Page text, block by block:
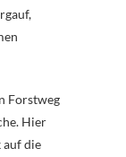
Forstweg
Hier
auf die